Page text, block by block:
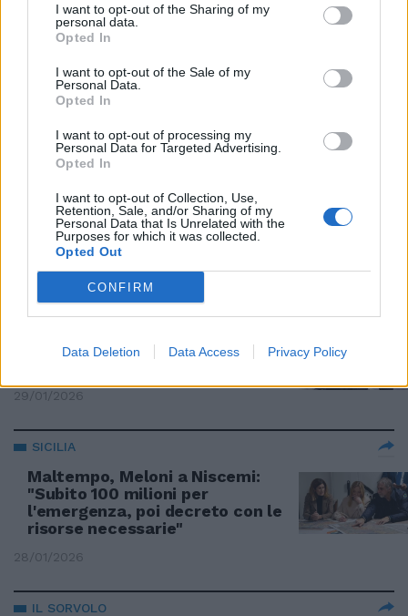
I want to opt-out of the Sharing of my
personal data.
Opted In
I want to opt-out of the Sale of my
Personal Data.
Opted In
I want to opt-out of processing my
Personal Data for Targeted Advertising.
Opted In
I want to opt-out of Collection, Use,
Retention, Sale, and/or Sharing of my
Personal Data that Is Unrelated with the
Purposes for which it was collected.
Opted Out
CONFIRM
Data Deletion Data Access Privacy Policy
GLI AIUTI
La Regione Sicilia tampona i
in Sicilia
29/01/2026
FRANA ATTIVA
di Niscemi scivola ancora. Paura
senza fine
29/01/2026
IL PRECEDENTE
l'Emilia. E nel Pd si respira
29/01/2026
SICILIA
Maltempo, Meloni a Niscemi:
"Subito 100 milioni per
l'emergenza, poi decreto con le
risorse necessarie"
28/01/2026
IL SORVOLO